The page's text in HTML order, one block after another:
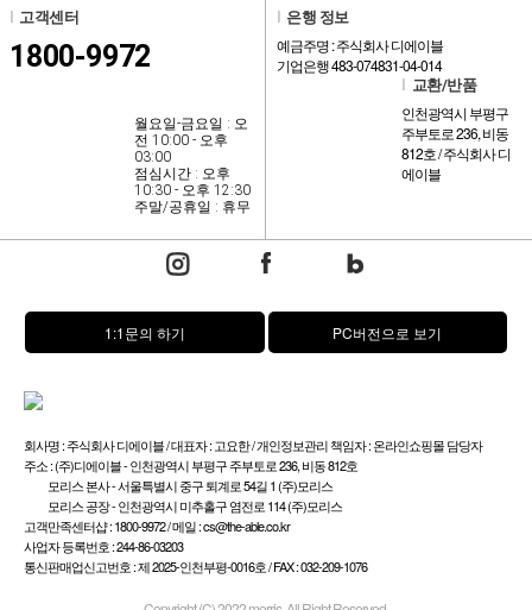
고객센터
1800-9972
월요일-금요일 : 오
전 10:00 - 오후
03:00
점심시간 : 오후
10:30 - 오후 12:30
주말/공휴일 : 휴무
은행 정보
예금주명 : 주식회사 디에이블
기업은행 483-074831-04-014
교환/반품
인천광역시 부평구
주부토로 236, 비동
812호 / 주식회사 디
에이블
1:1문의 하기 PC버전으로 보기
회사명 : 주식회사 디에이블 / 대표자 : 고요한 / 개인정보관리 책임자 : 온라인쇼핑몰 담당자
주소 : (주)디에이블 - 인천광역시 부평구 주부토로 236, 비동 812호
모리스 본사 - 서울특별시 중구 퇴계로 54길 1 (주)모리스
모리스 공장 - 인천광역시 미추홀구 염전로 114 (주)모리스
고객만족센터샵 : 1800-9972 / 메일 : cs@the-able.co.kr
사업자 등록번호 : 244-86-03203
통신판매업신고번호 : 제 2025-인천부평-0016호 / FAX : 032-209-1076